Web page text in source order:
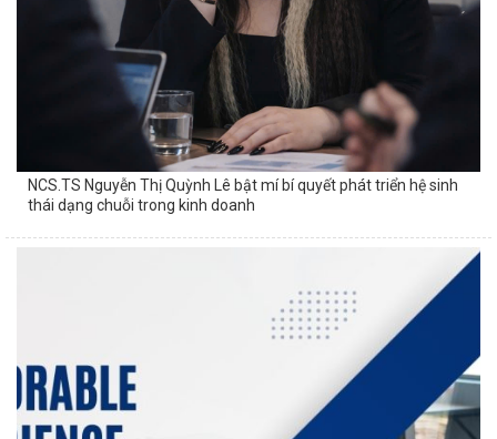
NCS.TS Nguyễn Thị Quỳnh Lê bật mí bí quyết phát triển hệ sinh
thái dạng chuỗi trong kinh doanh